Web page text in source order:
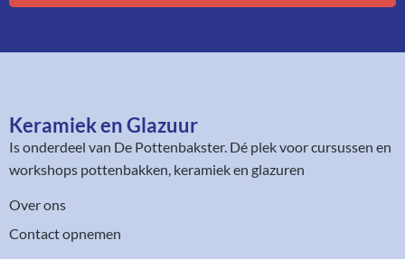
Keramiek en Glazuur​
Is onderdeel van De Pottenbakster. Dé plek voor cursussen en
workshops pottenbakken, keramiek en glazuren
Over ons
Contact opnemen